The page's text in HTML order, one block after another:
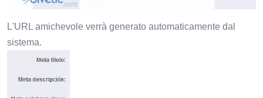
L'URL amichevole verrà generato automaticamente dal
sistema.